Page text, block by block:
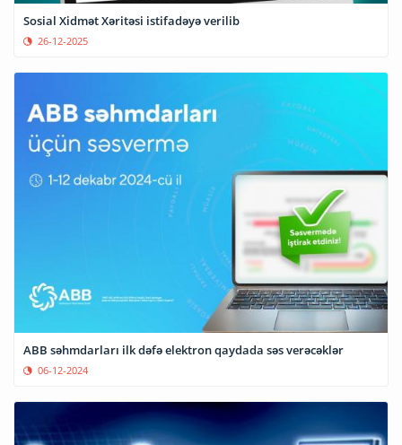
Sosial Xidmət Xəritəsi istifadəyə verilib
26-12-2025
ABB səhmdarları ilk dəfə elektron qaydada səs verəcəklər
06-12-2024